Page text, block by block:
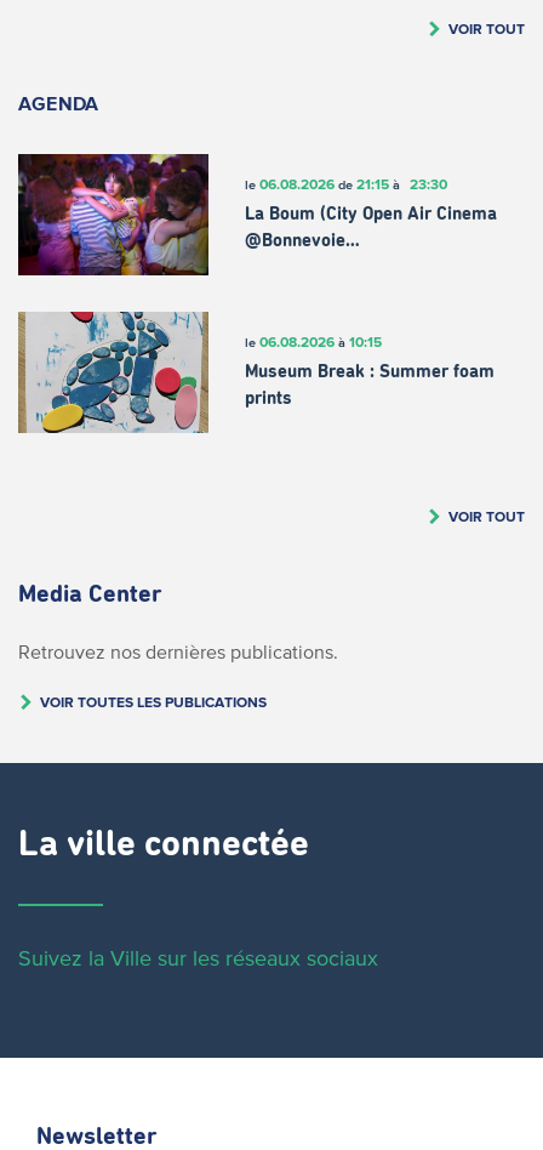
VOIR TOUT
AGENDA
le 06.08.2026de 21:15à 23:30
La Boum (City Open Air Cinema
@Bonnevoie…
le 06.08.2026à 10:15
Museum Break : Summer foam
prints
VOIR TOUT
Media Center
Retrouvez nos dernières publications.
VOIR TOUTES LES PUBLICATIONS
La ville connectée
Suivez la Ville sur les réseaux sociaux
Newsletter